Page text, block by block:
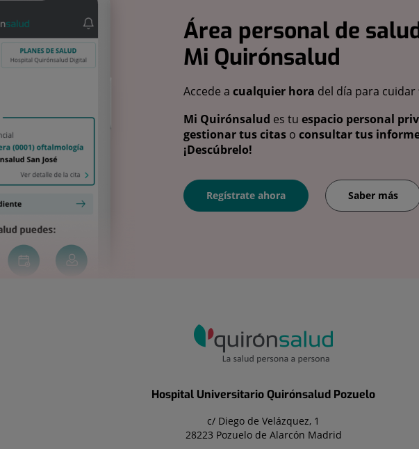
Área personal de
Mi Quirónsalud
Accede a cualquier hora del día para cuidar
Mi Quirónsalud es tu espacio personal
gestionar tus citas o consultar tus
¡Descúbrelo!
Regístrate ahora Saber más
Hospital Universitario Quirónsalud Pozuelo
c/ Diego de Velázquez, 1
28223 Pozuelo de Alarcón Madrid